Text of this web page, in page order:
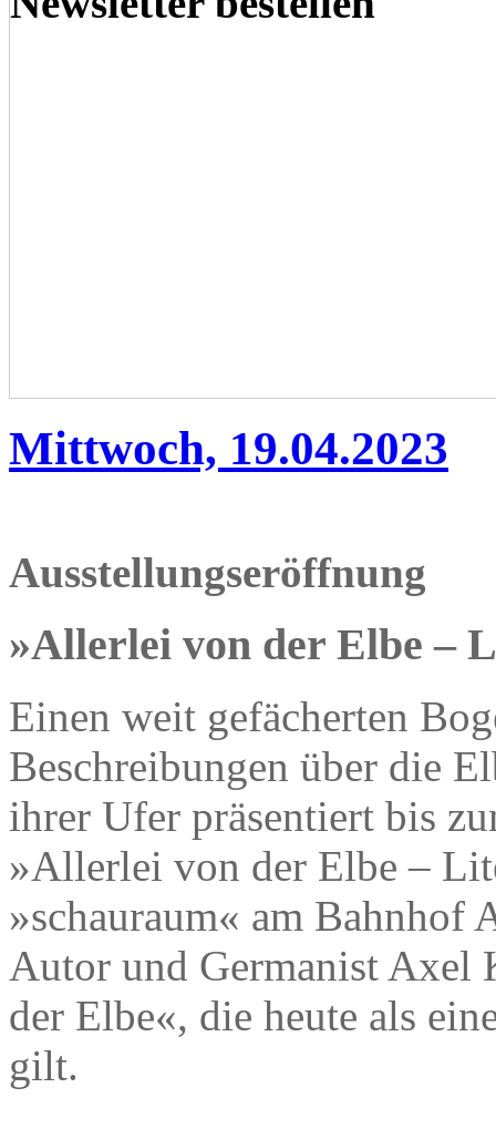
Mittwoch, 19.04.2023
Ausstellungseröffnung
»Allerlei von der Elbe –
Einen weit gefächerten
Beschreibungen über die
ihrer Ufer präsentiert bis
»Allerlei von der Elbe –
»schauraum« am
Autor und Germanist Axel
der Elbe«, die heute als
gilt.